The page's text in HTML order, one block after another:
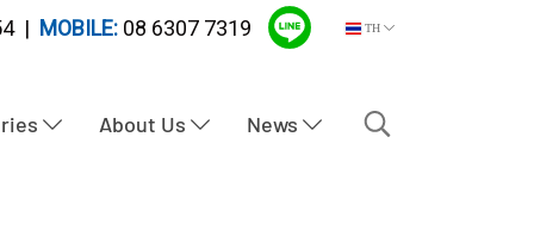
| MOBILE: 08 6307 7319 TH
About Us News